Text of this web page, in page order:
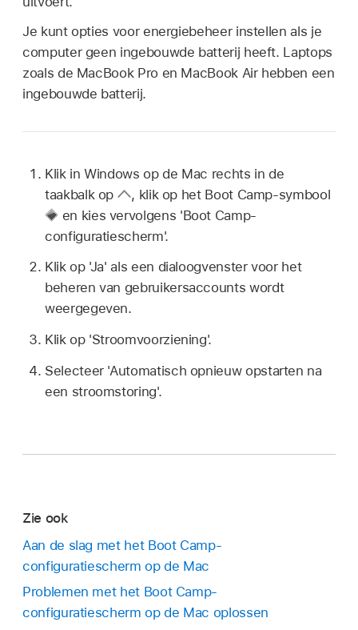
Je kunt opties voor energiebeheer instellen als je
computer geen ingebouwde batterij heeft. Laptops
zoals de MacBook Pro en MacBook Air hebben een
ingebouwde batterij.
Klik in Windows op de Mac rechts in de
taakbalk op
, klik op het Boot Camp-symbool
en kies vervolgens 'Boot Camp-
configuratiescherm'.
Klik op 'Ja' als een dialoogvenster voor het
beheren van gebruikersaccounts wordt
weergegeven.
Klik op 'Stroomvoorziening'.
Selecteer 'Automatisch opnieuw opstarten na
een stroomstoring'.
Zie ook
Aan de slag met het Boot Camp-
configuratiescherm op de Mac
Problemen met het Boot Camp-
configuratiescherm op de Mac oplossen